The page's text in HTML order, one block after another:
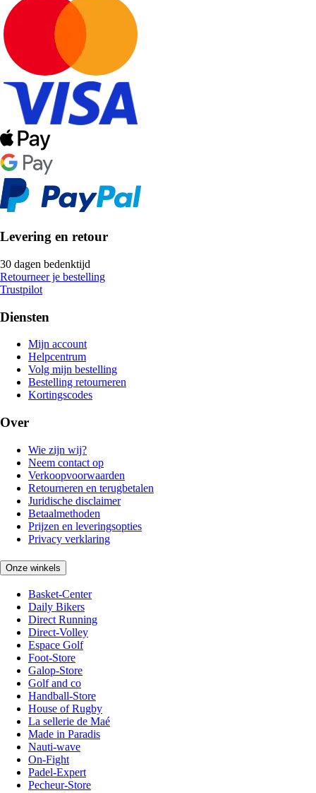
Levering en retour
30 dagen bedenktijd
Retourneer je bestelling
Trustpilot
Diensten
Mijn account
Helpcentrum
Volg mijn bestelling
Bestelling retourneren
Kortingscodes
Over
Wie zijn wij?
Neem contact op
Verkoopvoorwaarden
Retourneren en terugbetalen
Juridische disclaimer
Betaalmethoden
Prijzen en leveringsopties
Privacy verklaring
Onze winkels
Basket-Center
Daily Bikers
Direct Running
Direct-Volley
Espace Golf
Foot-Store
Galop-Store
Golf and co
Handball-Store
House of Rugby
La sellerie de Maé
Made in Paradis
Nauti-wave
On-Fight
Padel-Expert
Pecheur-Store